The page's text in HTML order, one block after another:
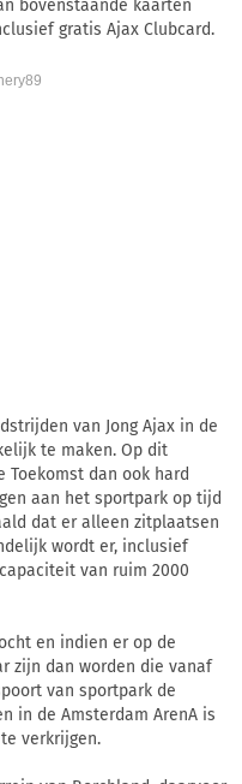
bovenstaande kaarten
gratis Ajax Clubcard.
van Jong Ajax in de
te maken. Op dit
dan ook hard
aan het sportpark op tijd
dat er alleen zitplaatsen
wordt er, inclusief
van ruim 2000
en indien er op de
zijn dan worden die vanaf
van sportpark de
in de Amsterdam ArenA is
verkrijgen.